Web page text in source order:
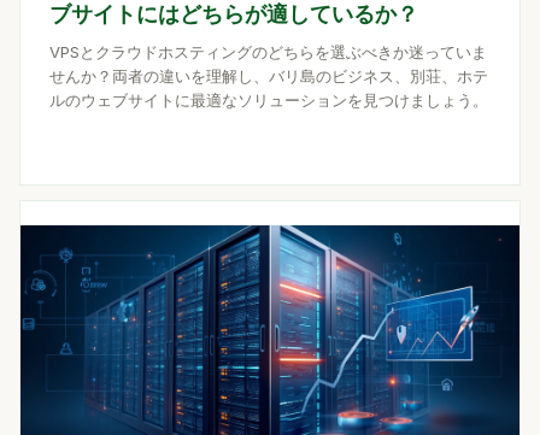
ブサイトにはどちらが適しているか？
VPSとクラウドホスティングのどちらを選ぶべきか迷っていま
せんか？両者の違いを理解し、バリ島のビジネス、別荘、ホテ
ルのウェブサイトに最適なソリューションを見つけましょう。